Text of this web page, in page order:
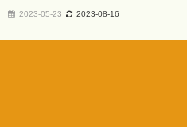
2023-05-23 2023-08-16